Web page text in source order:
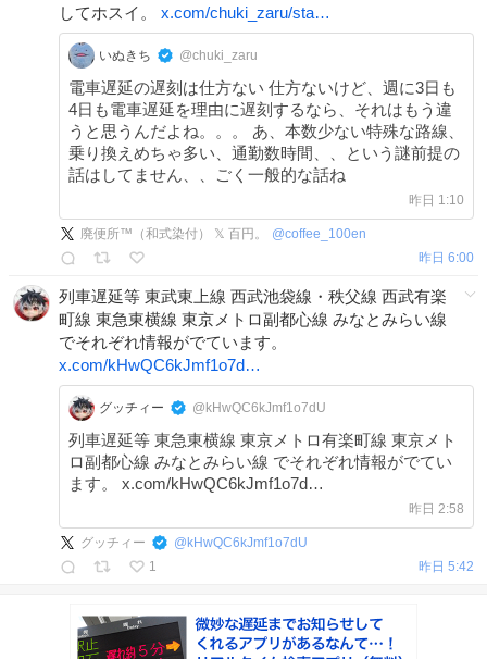
してホスイ。 x.com/chuki_zaru/sta…
いぬきち @chuki_zaru
電車遅延の遅刻は仕方ない 仕方ないけど、週に3日も
4日も電車遅延を理由に遅刻するなら、それはもう違
うと思うんだよね。。。 あ、本数少ない特殊な路線、
乗り換えめちゃ多い、通勤数時間、、という謎前提の
話はしてません、、ごく一般的な話ね
昨日 1:10
廃便所™（和式染付） 𝕏 百円。 @coffee_100en
昨日 6:00
列車遅延等 東武東上線 西武池袋線・秩父線 西武有楽
町線 東急東横線 東京メトロ副都心線 みなとみらい線
でそれぞれ情報がでています。
x.com/kHwQC6kJmf1o7d…
グッチィー @kHwQC6kJmf1o7dU
列車遅延等 東急東横線 東京メトロ有楽町線 東京メト
ロ副都心線 みなとみらい線 でそれぞれ情報がでてい
ます。 x.com/kHwQC6kJmf1o7d…
昨日 2:58
グッチィー @ kHwQC6kJmf1o7dU
1
昨日 5:42